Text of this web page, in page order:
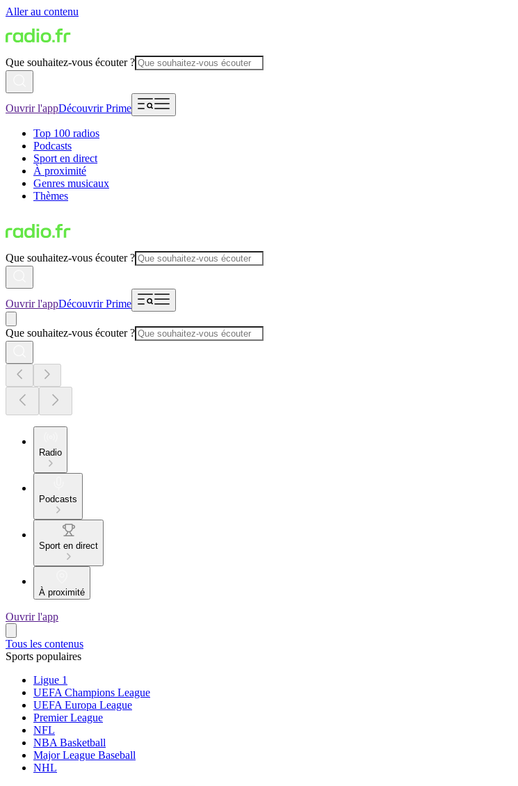
Aller au contenu
Que souhaitez-vous écouter ?
Ouvrir l'appDécouvrir Prime
Top 100 radios
Podcasts
Sport en direct
À proximité
Genres musicaux
Thèmes
Que souhaitez-vous écouter ?
Ouvrir l'appDécouvrir Prime
Que souhaitez-vous écouter ?
Radio
Podcasts
Sport en direct
À proximité
Ouvrir l'app
Tous les contenus
Sports populaires
Ligue 1
UEFA Champions League
UEFA Europa League
Premier League
NFL
NBA Basketball
Major League Baseball
NHL